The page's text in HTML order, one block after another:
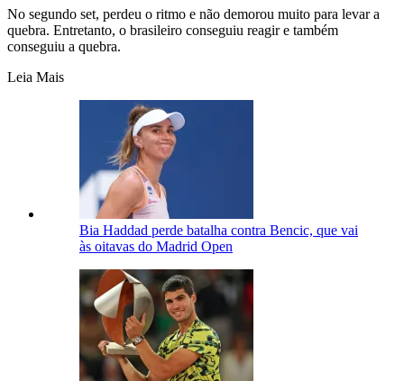
No segundo set, perdeu o ritmo e não demorou muito para levar a
quebra. Entretanto, o brasileiro conseguiu reagir e também
conseguiu a quebra.
Leia Mais
Bia Haddad perde batalha contra Bencic, que vai
às oitavas do Madrid Open